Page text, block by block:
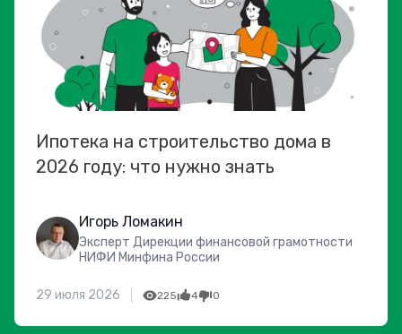
Ипотека на строительство дома в
2026 году: что нужно знать
Игорь Ломакин
Эксперт Дирекции финансовой грамотности
НИФИ Минфина России
29 июля 2026 225 4 0